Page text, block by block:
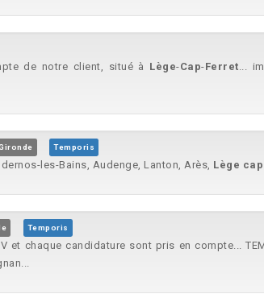
de notre client, situé à Lège-Cap-Ferret...
Temporis
les-Bains, Audenge, Lanton, Arès, Lège cap
Temporis
et chaque candidature sont pris en compte...